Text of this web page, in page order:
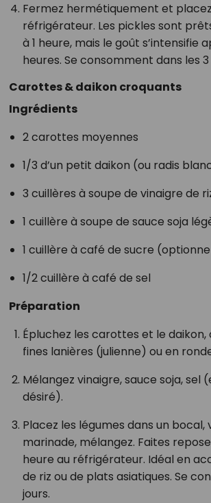
Fermez hermétiquement et
réfrigérateur. Les pickles sont
à 1 heure, mais le goût s’intensifie
heures. Se consomment dans les 3
Carottes & daikon croquants
Ingrédients
2 carottes moyennes
1/3 d’un petit daikon (ou radis
3 cuillères à soupe de vinaigre de
1 cuillère à soupe de sauce soja
1 cuillère à café de sucre
1/2 cuillère à café de sel
Préparation
Épluchez les carottes et le daikon,
fines lanières (julienne) ou en
Mélangez vinaigre, sauce soja, sel
désiré).
Placez les légumes dans un bocal,
marinade, mélangez. Faites
heure au réfrigérateur. Idéal en
de riz ou de plats asiatiques. Se
jours.